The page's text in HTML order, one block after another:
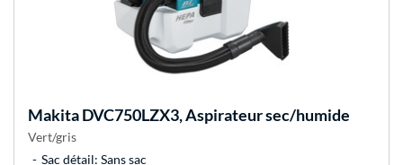
MakitaDVC750LZX3, Aspirateur sec/humide
Vert/gris
Sac détail: Sans sac